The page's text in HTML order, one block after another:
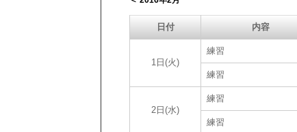
日付 内容
1日(火)
練習
練習
2日(水)
練習
練習